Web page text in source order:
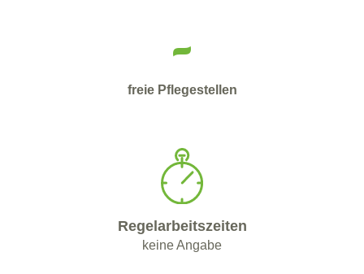
-
freie Pflegestellen
Regelarbeitszeiten
keine Angabe